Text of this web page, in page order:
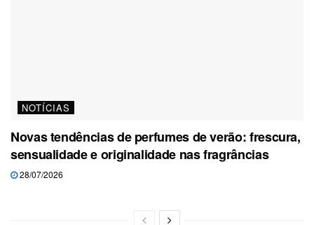
NOTÍCIAS
Novas tendências de perfumes de verão: frescura,
sensualidade e originalidade nas fragrâncias
28/07/2026